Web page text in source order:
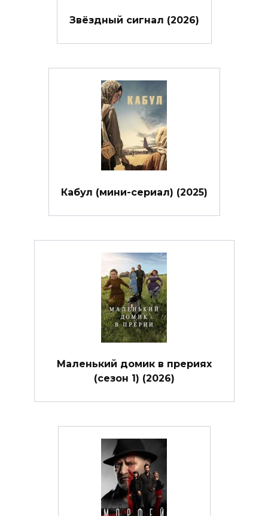
Звёздный сигнал (2026)
Кабул (мини-сериал) (2025)
Маленький домик в прериях
(сезон 1) (2026)